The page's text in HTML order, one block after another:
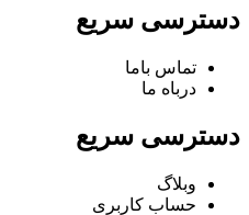
دسترسی سریع
تماس باما
درباه ما
دسترسی سریع
وبلاگ
حساب کاربری